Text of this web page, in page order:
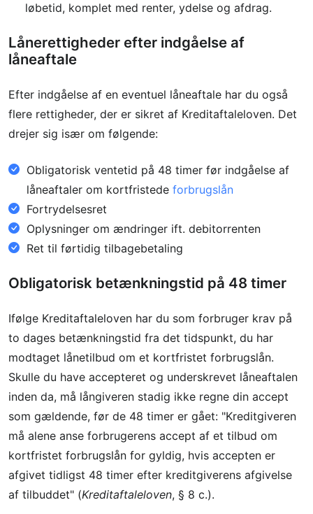
løbetid, komplet med renter, ydelse og afdrag.
Lånerettigheder efter indgåelse af
låneaftale
Efter indgåelse af en eventuel låneaftale har du også
flere rettigheder, der er sikret af Kreditaftaleloven. Det
drejer sig især om følgende:
Obligatorisk ventetid på 48 timer før indgåelse af
låneaftaler om kortfristede forbrugslån
Fortrydelsesret
Oplysninger om ændringer ift. debitorrenten
Ret til førtidig tilbagebetaling
Obligatorisk betænkningstid på 48 timer
Ifølge Kreditaftaleloven har du som forbruger krav på
to dages betænkningstid fra det tidspunkt, du har
modtaget lånetilbud om et kortfristet forbrugslån.
Skulle du have accepteret og underskrevet låneaftalen
inden da, må långiveren stadig ikke regne din accept
som gældende, før de 48 timer er gået: "Kreditgiveren
må alene anse forbrugerens accept af et tilbud om
kortfristet forbrugslån for gyldig, hvis accepten er
afgivet tidligst 48 timer efter kreditgiverens afgivelse
af tilbuddet" (Kreditaftaleloven, § 8 c.).